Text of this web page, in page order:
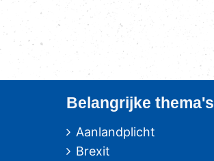
Belangrijke thema's
Aanlandplicht
Brexit